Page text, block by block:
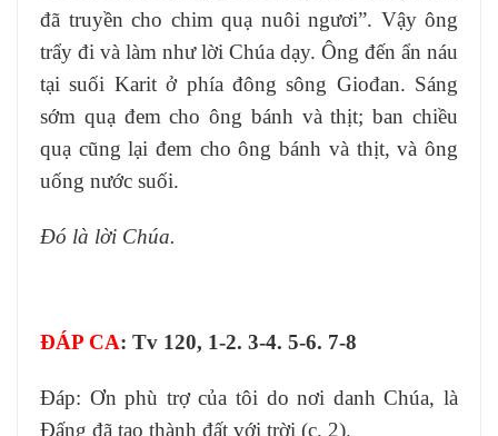
đã truyền cho chim quạ nuôi ngươi”. Vậy ông
trẩy đi và làm như lời Chúa dạy. Ông đến ẩn náu
tại suối Karit ở phía đông sông Giođan. Sáng
sớm quạ đem cho ông bánh và thịt; ban chiều
quạ cũng lại đem cho ông bánh và thịt, và ông
uống nước suối.
Ðó là lời Chúa.
ĐÁP CA: Tv 120, 1-2. 3-4. 5-6. 7-8
Ðáp: Ơn phù trợ của tôi do nơi danh Chúa, là
Ðấng đã tạo thành đất với trời (c. 2).